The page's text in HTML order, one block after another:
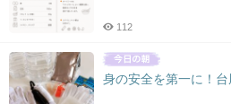
112
身の安全を第一に！